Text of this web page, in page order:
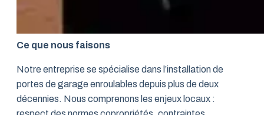
Ce que nous faisons
Notre entreprise se spécialise dans l’installation de
portes de garage enroulables depuis plus de deux
décennies. Nous comprenons les enjeux locaux :